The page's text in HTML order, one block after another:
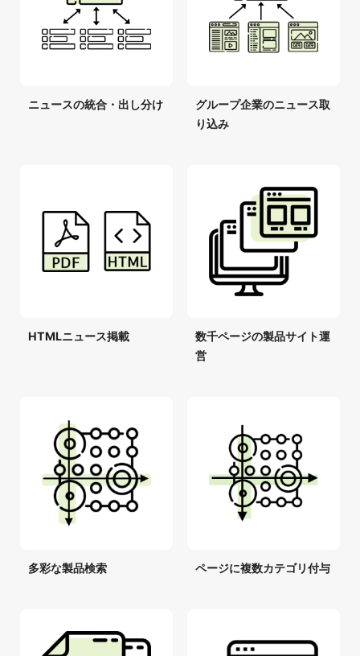
ニュースの統合・出し分け
グループ企業のニュース取
り込み
HTMLニュース掲載
数千ページの製品サイト運
営
多彩な製品検索 ページに複数カテゴリ付与